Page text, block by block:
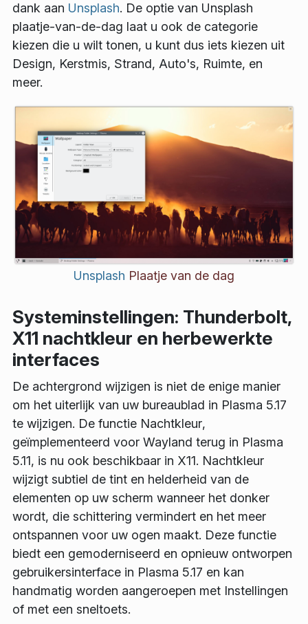
dank aan Unsplash. De optie van Unsplash
plaatje-van-de-dag laat u ook de categorie
kiezen die u wilt tonen, u kunt dus iets kiezen uit
Design, Kerstmis, Strand, Auto's, Ruimte, en
meer.
Unsplash Plaatje van de dag
Systeminstellingen: Thunderbolt,
X11 nachtkleur en herbewerkte
interfaces
De achtergrond wijzigen is niet de enige manier
om het uiterlijk van uw bureaublad in Plasma 5.17
te wijzigen. De functie Nachtkleur,
geïmplementeerd voor Wayland terug in Plasma
5.11, is nu ook beschikbaar in X11. Nachtkleur
wijzigt subtiel de tint en helderheid van de
elementen op uw scherm wanneer het donker
wordt, die schittering vermindert en het meer
ontspannen voor uw ogen maakt. Deze functie
biedt een gemoderniseerd en opnieuw ontworpen
gebruikersinterface in Plasma 5.17 en kan
handmatig worden aangeroepen met Instellingen
of met een sneltoets.